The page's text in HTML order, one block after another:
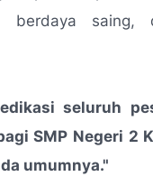
berdaya saing,
seluruh
SMP Negeri 2
umumnya."